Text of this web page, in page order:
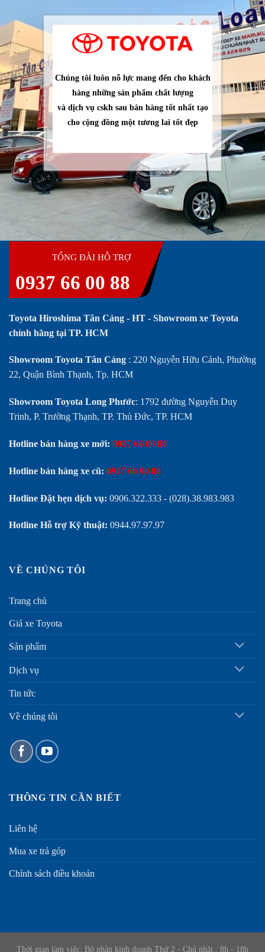
Chúng tôi luôn nỗ lực mang đến cho khách
hàng những sản phẩm chất lượng
và dịch vụ cskh sau bán hàng tốt nhất tạo
cho cộng đồng một tương lai tốt đẹp
TỔNG ĐÀI HỖ TRỢ
0937 66 00 88
Toyota Hiroshima Tân Cảng - HT - Showroom xe Toyota
chính hãng tại TP. HCM
Showroom Toyota Tân Cảng : 220 Nguyễn Hữu Cảnh, Phường
22, Quận Bình Thạnh, Tp. HCM
Showroom Toyota Long Phước: 1792 đường Nguyễn Duy
Trinh, P. Trường Thạnh, TP. Thủ Đức, TP. HCM
Hotline bán hàng xe mới: 0937 66 00 88
Hotline bán hàng xe cũ: 0937 66 00 88
Hotline Đặt hẹn dịch vụ: 0906.322.333 - (028).38.983.983
Hotline Hỗ trợ Kỹ thuật: 0944.97.97.97
VỀ CHÚNG TÔI
Trang chủ
Giá xe Toyota
Sản phẩm
Dịch vụ
Tin tức
Về chúng tôi
THÔNG TIN CẦN BIẾT
Liên hệ
Mua xe trả góp
Chính sách điều khoản
Thời gian làm viêc: Bộ phận kinh doanh Thứ 2 - Chủ nhật : 8h - 18h